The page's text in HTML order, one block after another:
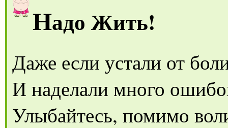
Надо Жить!
Даже если устали от
И наделали много
Улыбайтесь, помимо